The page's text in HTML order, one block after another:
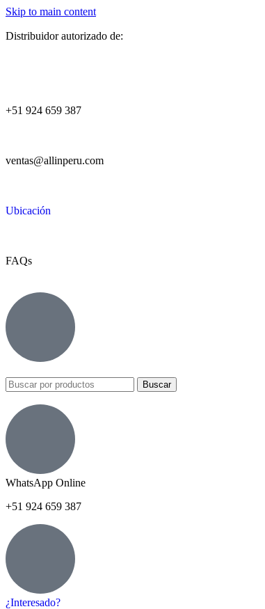
Skip to main content
Distribuidor autorizado de:
+51 924 659 387
ventas@allinperu.com
Ubicación
FAQs
Buscar
WhatsApp Online
+51 924 659 387
¿Interesado?